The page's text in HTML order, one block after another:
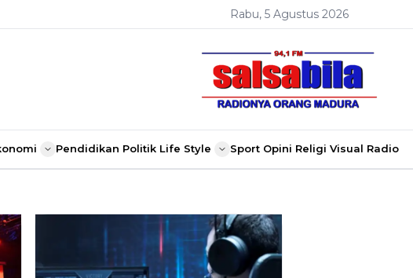
Rabu, 5 Agustus 2026
Pendidikan Politik Life Style Sport Opini Religi Visual Radio